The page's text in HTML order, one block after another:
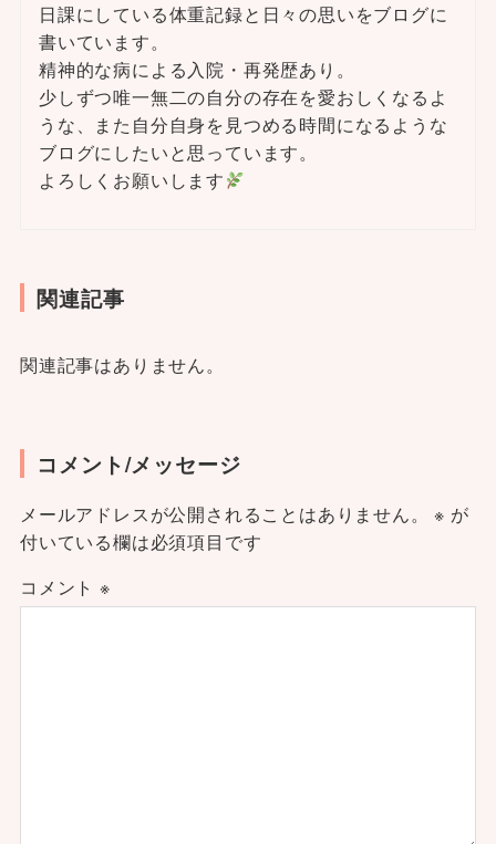
日課にしている体重記録と日々の思いをブログに
書いています。
精神的な病による入院・再発歴あり。
少しずつ唯一無二の自分の存在を愛おしくなるよ
うな、また自分自身を見つめる時間になるような
ブログにしたいと思っています。
よろしくお願いします
関連記事
関連記事はありません。
コメント/メッセージ
メールアドレスが公開されることはありません。 ※ が
付いている欄は必須項目です
コメント ※